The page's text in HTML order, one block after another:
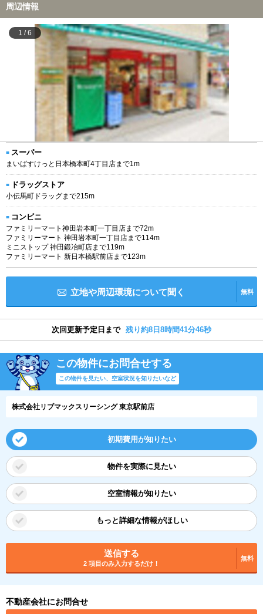
周辺情報
1 /6
スーパー
まいばすけっと日本橋本町4丁目店まで1m
ドラッグストア
小伝馬町ドラッグまで215m
コンビニ
ファミリーマート神田岩本町一丁目店まで72m
ファミリーマート 神田岩本町一丁目店まで114m
ミニストップ 神田鍛冶町店まで119m
ファミリーマート 新日本橋駅前店まで123m
立地や周辺環境について聞く 無料
次回更新予定日まで 残り約8日8時間41分45秒
この物件にお問合せする
この物件を見たい、空室状況を知りたいなど
株式会社リブマックスリーシング 東京駅前店
初期費用が知りたい
物件を実際に見たい
空室情報が知りたい
もっと詳細な情報がほしい
送信する
2 項目のみ入力するだけ！
無料
不動産会社にお問合せ